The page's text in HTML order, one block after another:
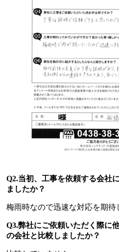
Q2.当初、工事を依頼する会社
ましたか？
梅雨時なので迅速な対応を期待
Q3.弊社にご依頼いただく際に
の会社と比較しましたか？